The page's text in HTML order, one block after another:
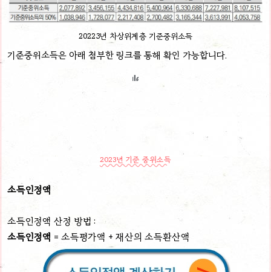
20223년 차상위계층 기준중위소득
기준중위소득은 아래 첨부한 링크를 통해 확인 가능합니다.
2023년 기준 중위소득
소득인정액
소득인정액 산정 방법 :
소득인정액 = 소득평가액 + 재산의 소득환산액